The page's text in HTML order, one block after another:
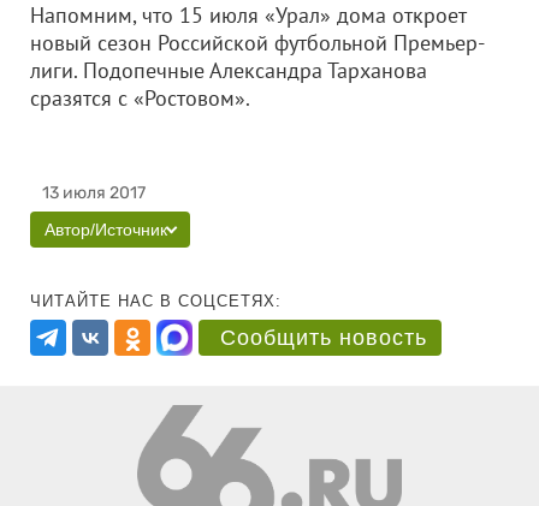
Напомним, что 15 июля «Урал» дома откроет
новый сезон Российской футбольной Премьер-
лиги. Подопечные Александра Тарханова
сразятся с «Ростовом».
13 июля 2017
Автор/Источник
ЧИТАЙТЕ НАС В СОЦСЕТЯХ:
Сообщить новость